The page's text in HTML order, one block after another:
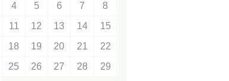
4 5 6 7
8
11 12 13 14
15
18 19 20 21
22
25 26 27 28
29